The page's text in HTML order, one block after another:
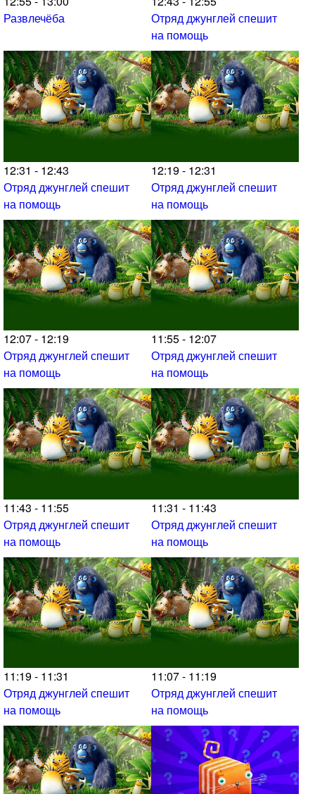
Развлечёба
Отряд джунглей спешит
на помощь
12:31 - 12:43
Отряд джунглей спешит
на помощь
12:19 - 12:31
Отряд джунглей спешит
на помощь
12:07 - 12:19
Отряд джунглей спешит
на помощь
11:55 - 12:07
Отряд джунглей спешит
на помощь
11:43 - 11:55
Отряд джунглей спешит
на помощь
11:31 - 11:43
Отряд джунглей спешит
на помощь
11:19 - 11:31
Отряд джунглей спешит
на помощь
11:07 - 11:19
Отряд джунглей спешит
на помощь